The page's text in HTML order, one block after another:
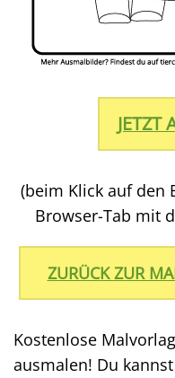
JETZT
(beim Klick auf den
Browser-Tab mit
ZURÜCK ZUR
Kostenlose
ausmalen! Du